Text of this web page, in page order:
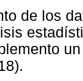
de los